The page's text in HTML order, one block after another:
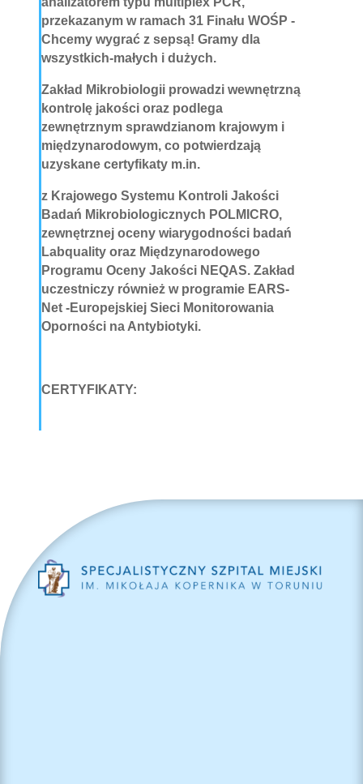
przekazanym w ramach 31 Finału WOŚP -
Chcemy wygrać z sepsą! Gramy dla
wszystkich-małych i dużych.
Zakład Mikrobiologii prowadzi wewnętrzną
kontrolę jakości oraz podlega
zewnętrznym sprawdzianom krajowym i
międzynarodowym, co potwierdzają
uzyskane certyfikaty m.in.
z Krajowego Systemu Kontroli Jakości
Badań Mikrobiologicznych POLMICRO,
zewnętrznej oceny wiarygodności badań
Labquality oraz Międzynarodowego
Programu Oceny Jakości NEQAS. Zakład
uczestniczy również w programie EARS-
Net -Europejskiej Sieci Monitorowania
Oporności na Antybiotyki.
CERTYFIKATY: